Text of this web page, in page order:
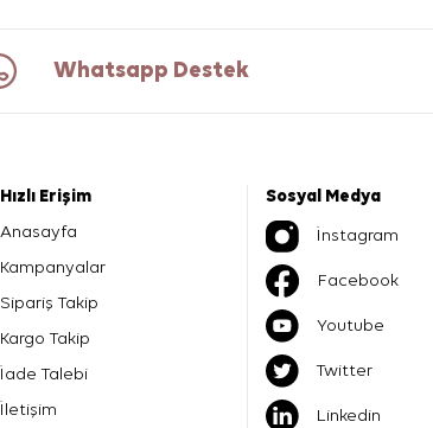
Whatsapp Destek
Hızlı Erişim
Anasayfa
Kampanyalar
Sipariş Takip
Kargo Takip
İade Talebi
İletişim
Sosyal Medya
İnstagram
Facebook
Youtube
Twitter
Linkedin